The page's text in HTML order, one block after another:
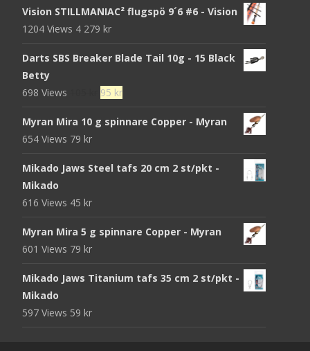
Vision STILLMANIAC² flugspö 9´6 #6 - Vision
1204 Views 4 279 kr
Darts SBS Breaker Blade Tail 10g - 15 Black
Betty
698 Views
Det
priset
95 krDet
priset
Myran Mira 10 g spinnare Copper - Myran
654 Views 79 kr
Mikado Jaws Steel tafs 20 cm 2 st/pkt -
Mikado
616 Views 45 kr
Myran Mira 5 g spinnare Copper - Myran
601 Views 79 kr
Mikado Jaws Titanium tafs 35 cm 2 st/pkt -
Mikado
597 Views 59 kr